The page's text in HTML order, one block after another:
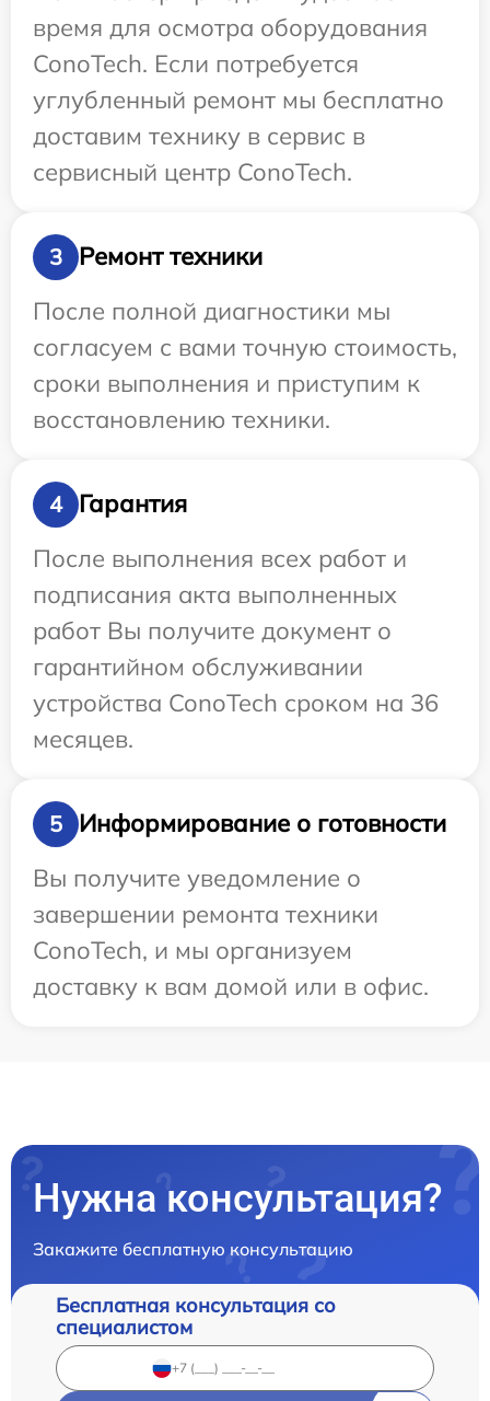
время для осмотра оборудования
ConoTech. Если потребуется
углубленный ремонт мы бесплатно
доставим технику в сервис в
сервисный центр ConoTech.
3
Ремонт техники
После полной диагностики мы
согласуем с вами точную стоимость,
сроки выполнения и приступим к
восстановлению техники.
4
Гарантия
После выполнения всех работ и
подписания акта выполненных
работ Вы получите документ о
гарантийном обслуживании
устройства ConoTech сроком на 36
месяцев.
5
Информирование о готовности
Вы получите уведомление о
завершении ремонта техники
ConoTech, и мы организуем
доставку к вам домой или в офис.
Нужна консультация?
Закажите бесплатную консультацию
Бесплатная консультация со
специалистом